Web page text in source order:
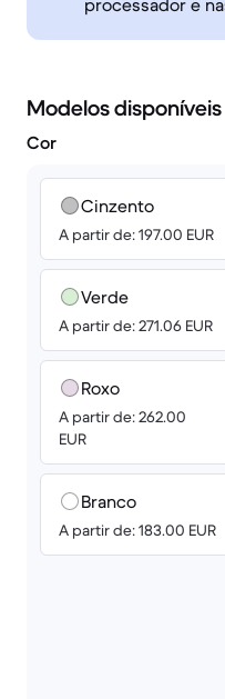
processador e
Modelos disponíveis
Cor
Cinzento
A partir de: 197.00 EUR
Verde
A partir de: 271.06 EUR
Roxo
A partir de: 262.00
EUR
Branco
A partir de: 183.00 EUR